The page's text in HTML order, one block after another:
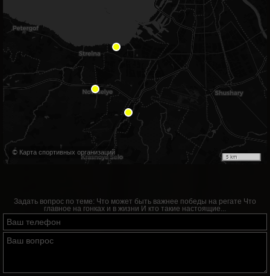
© Карта спортивных организаций
5 km
Задать вопрос по теме: Что может быть важнее победы на регате Что
главное на гонках и в жизни И кто такие настоящие...